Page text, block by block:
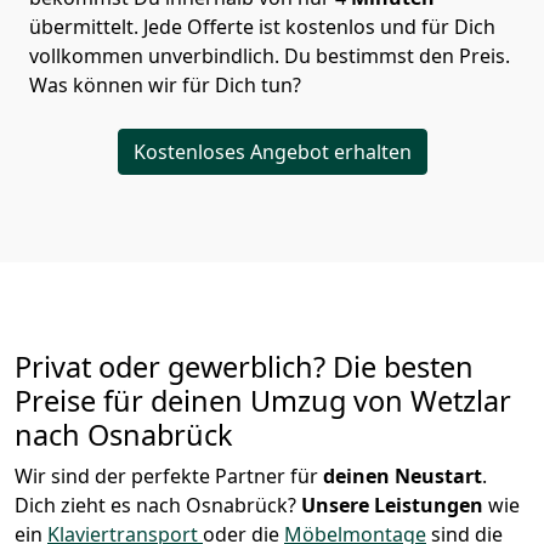
übermittelt. Jede Offerte ist kostenlos und für Dich
vollkommen unverbindlich. Du bestimmst den Preis.
Was können wir für Dich tun?
Kostenloses Angebot erhalten
Privat oder gewerblich? Die besten
Preise für deinen Umzug von Wetzlar
nach Osnabrück
Wir sind der perfekte Partner fürdeinen Neustart.
Dich zieht es nach Osnabrück? Unsere Leistungen wie
ein Klaviertransportoder die Möbelmontagesind die